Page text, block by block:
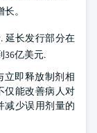
。
延长发行部分在
36亿美元.
立即释放制剂相
仅能改善病人对
减少误用剂量的